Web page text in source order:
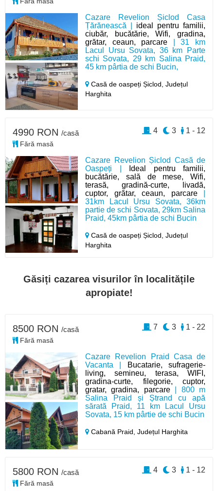
Cazare Revelion Șiclod Casa
Țărănească | ideal pentru familii,
ciubăr, bucătărie, Wifi, gradina,
grătar, ceaun, parcare | 31 km
Lacul Ursu Sovata, 36 km Parte
schi Sovata, 29 km Salina Praid,
45 km pârtia de schi Bucin,
Casă de oaspeți Șiclod,Județul
Harghita
Cazare Revelion Șiclod Casă de
Oaspeți |
Ideal pentru familii,
bucătărie, sală de mese, Wifi,
terasă, gradină-curte, livadă,
cuptor, grătar, ceaun, parcare|
31km Lacul Ursu Sovata, 36km
partie de schi Sovata, 29km Salina
Praid, 45km pârtia de schi Bucin
Casă de oaspeți Șiclod,Județul
Harghita
4990 RON /casă
Fără masă
1 - 12
3
4
Găsiți cazarea visurilor în localitățile
apropiate!
Cazare Revelion Praid Casa de
Vacanta |
Bucatarie, sufragerie-
living, semineu, terasa, WIFI,
gradina-curte, filegorie, cuptor,
gratar, gradina, parcare| 800 m
Salina Praid și Ștrand cu apă
sărată Praid, 11 km Lacul Ursu
Sovata, 15 km pârtie de schi Bucin
Cabană Praid,Județul Harghita
8500 RON /casă
Fără masă
1 - 22
3
7
5800 RON /casă
Fără masă
1 - 12
3
4